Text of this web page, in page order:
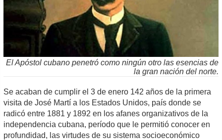
El Apóstol cubano penetró como ningún otro las esencias de
la gran nación del norte.
Se acaban de cumplir el 3 de enero 142 años de la primera
visita de José Martí a los Estados Unidos, país donde se
radicó entre 1881 y 1892 en los afanes organizativos de la
independencia cubana, período que le permitió conocer en
profundidad, las virtudes de su sistema socioeconómico